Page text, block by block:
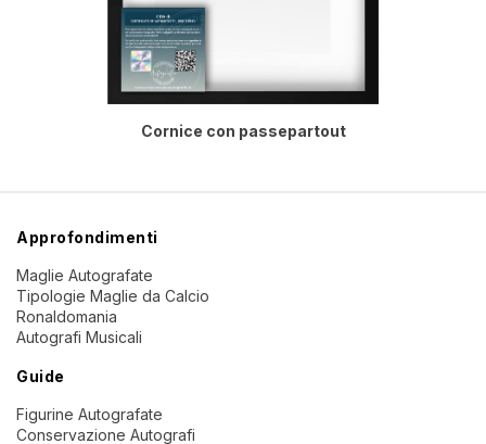
Cornice con passepartout
Approfondimenti
Maglie Autografate
Tipologie Maglie da Calcio
Ronaldomania
Autografi Musicali
Guide
Figurine Autografate
Conservazione Autografi